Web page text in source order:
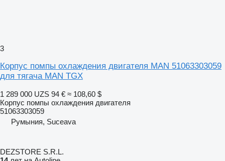
3
Корпус помпы охлаждения двигателя MAN 51063303059
для тягача MAN TGX
1 289 000 UZS 94 € ≈ 108,60 $
Корпус помпы охлаждения двигателя
51063303059
Румыния, Suceava
DEZSTORE S.R.L.